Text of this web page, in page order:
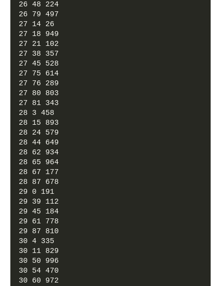
26 48 224
26 79 497
27 14 26
27 18 949
27 21 102
27 38 357
27 45 528
27 75 614
27 76 289
27 80 803
27 81 343
28 3 458
28 15 893
28 24 579
28 44 649
28 62 934
28 65 964
28 67 177
28 87 678
29 0 191
29 39 112
29 45 184
29 61 778
29 87 810
30 4 335
30 11 829
30 50 996
30 54 470
30 60 972